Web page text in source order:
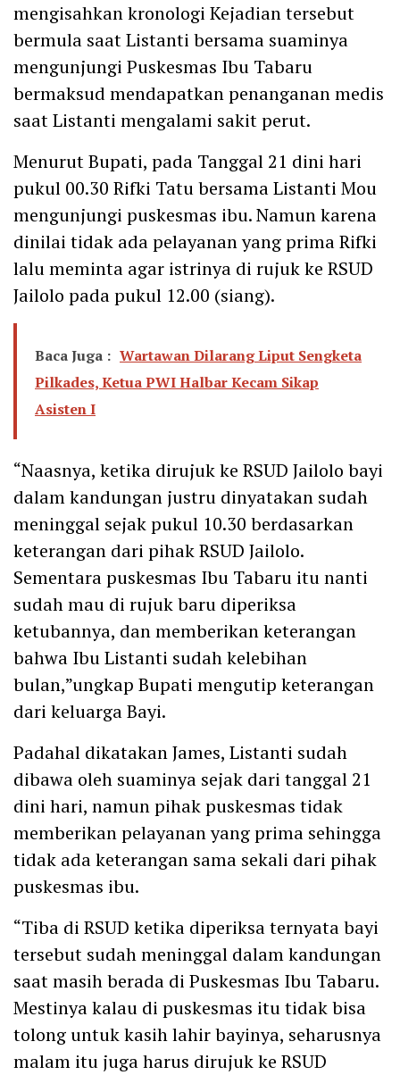
mengisahkan kronologi Kejadian tersebut
bermula saat Listanti bersama suaminya
mengunjungi Puskesmas Ibu Tabaru
bermaksud mendapatkan penanganan medis
saat Listanti mengalami sakit perut.
Menurut Bupati, pada Tanggal 21 dini hari
pukul 00.30 Rifki Tatu bersama Listanti Mou
mengunjungi puskesmas ibu. Namun karena
dinilai tidak ada pelayanan yang prima Rifki
lalu meminta agar istrinya di rujuk ke RSUD
Jailolo pada pukul 12.00 (siang).
Baca Juga : Wartawan Dilarang Liput Sengketa
Pilkades, Ketua PWI Halbar Kecam Sikap
Asisten I
“Naasnya, ketika dirujuk ke RSUD Jailolo bayi
dalam kandungan justru dinyatakan sudah
meninggal sejak pukul 10.30 berdasarkan
keterangan dari pihak RSUD Jailolo.
Sementara puskesmas Ibu Tabaru itu nanti
sudah mau di rujuk baru diperiksa
ketubannya, dan memberikan keterangan
bahwa Ibu Listanti sudah kelebihan
bulan,”ungkap Bupati mengutip keterangan
dari keluarga Bayi.
Padahal dikatakan James, Listanti sudah
dibawa oleh suaminya sejak dari tanggal 21
dini hari, namun pihak puskesmas tidak
memberikan pelayanan yang prima sehingga
tidak ada keterangan sama sekali dari pihak
puskesmas ibu.
“Tiba di RSUD ketika diperiksa ternyata bayi
tersebut sudah meninggal dalam kandungan
saat masih berada di Puskesmas Ibu Tabaru.
Mestinya kalau di puskesmas itu tidak bisa
tolong untuk kasih lahir bayinya, seharusnya
malam itu juga harus dirujuk ke RSUD